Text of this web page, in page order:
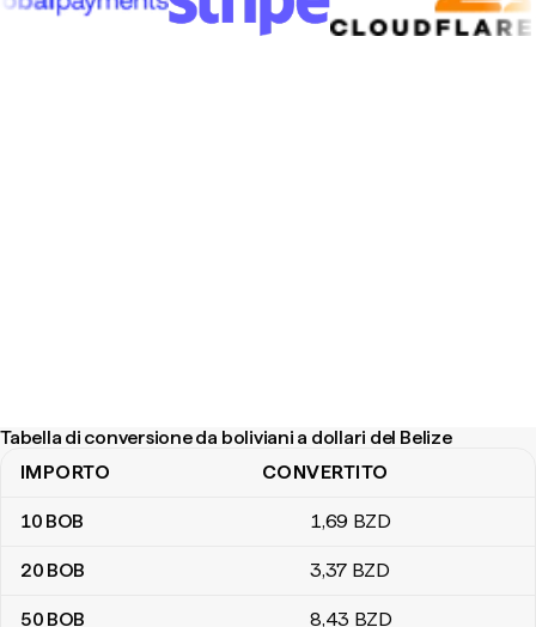
Tabella di conversione da boliviani a dollari del Belize
Tabella di conversione da boliviani a dollari del Belize
IMPORTO CONVERTITO
10 BOB 1,69 BZD
20 BOB 3,37 BZD
50 BOB 8,43 BZD